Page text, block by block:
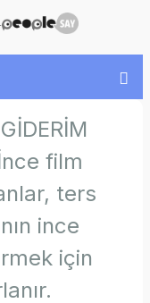
film
ters
ince
için